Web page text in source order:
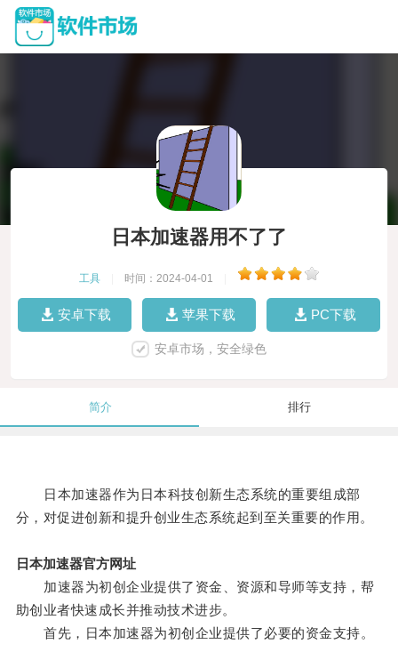
日本加速器用不了了
工具 时间：2024-04-01
安卓下载 苹果下载 PC下载
安卓市场，安全绿色
简介 排行
日本加速器作为日本科技创新生态系统的重要组成部
分，对促进创新和提升创业生态系统起到至关重要的作用。
日本加速器官方网址
加速器为初创企业提供了资金、资源和导师等支持，帮
助创业者快速成长并推动技术进步。
首先，日本加速器为初创企业提供了必要的资金支持。